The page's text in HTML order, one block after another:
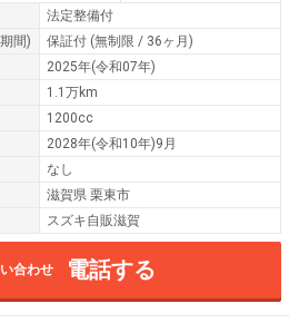
法定整備付
間) 保証付 (無制限 / 36ヶ月)
2025年(令和07年)
1.1万km
1200cc
2028年(令和10年)9月
なし
滋賀県 栗東市
スズキ自販滋賀
合わせ 電話する